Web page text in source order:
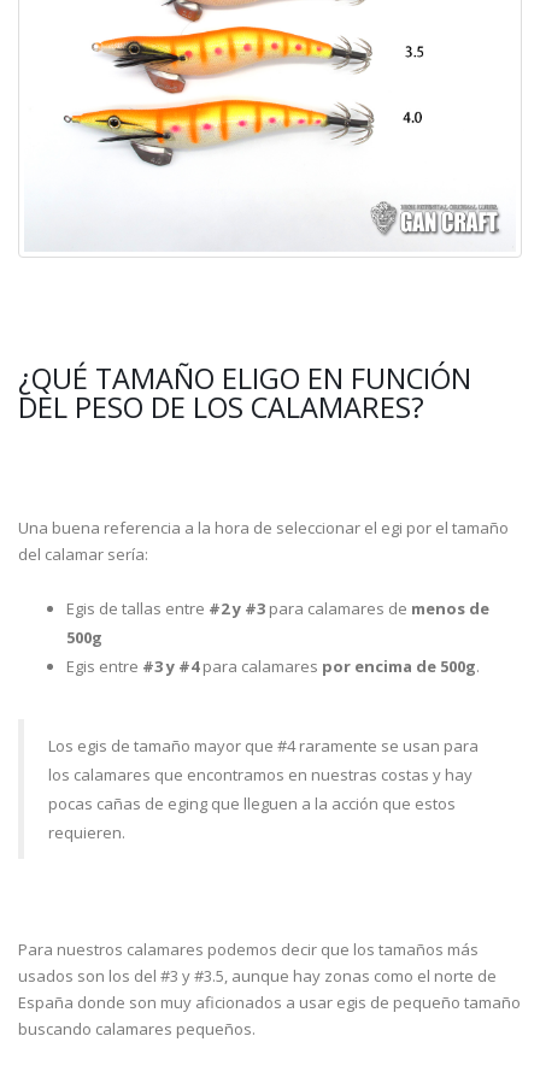
¿QUÉ TAMAÑO ELIGO EN FUNCIÓN
DEL PESO DE LOS CALAMARES?
Una buena referencia a la hora de seleccionar el egi por el tamaño
del calamar sería:
Egis de tallas entre #2 y #3 para calamares de menos de
500g
Egis entre #3 y #4para calamares por encima de 500g.
Los egis de tamaño mayor que #4 raramente se usan para
los calamares que encontramos en nuestras costas y hay
pocas cañas de eging que lleguen a la acción que estos
requieren.
Para nuestros calamares podemos decir que los tamaños más
usados son los del #3 y #3.5, aunque hay zonas como el norte de
España donde son muy aficionados a usar egis de pequeño tamaño
buscando calamares pequeños.